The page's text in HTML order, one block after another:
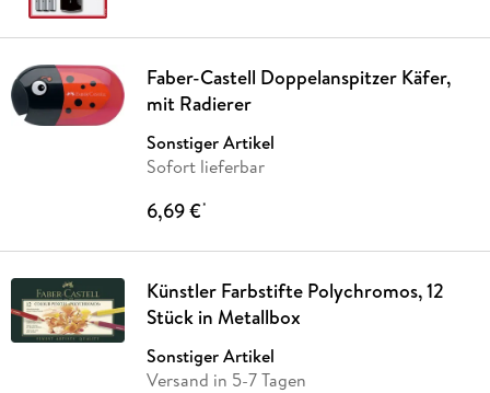
Faber-Castell Doppelanspitzer Käfer,
mit Radierer
Sonstiger Artikel
Sofort lieferbar
6,69 €*
Künstler Farbstifte Polychromos, 12
Stück in Metallbox
Sonstiger Artikel
Versand in 5-7 Tagen